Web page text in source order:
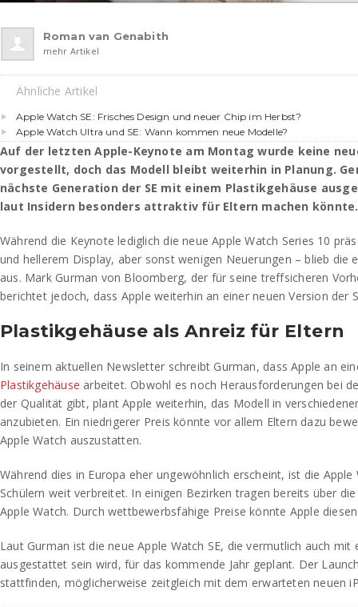
Roman van Genabith
mehr Artikel
Ähnliche Artikel
Apple Watch SE: Frisches Design und neuer Chip im Herbst?
Apple Watch Ultra und SE: Wann kommen neue Modelle?
Auf der letzten Apple-Keynote am Montag wurde keine
vorgestellt, doch das Modell bleibt weiterhin in Planung.
nächste Generation der SE mit einem Plastikgehäuse
laut Insidern besonders attraktiv für Eltern machen könnte.
Während die Keynote lediglich die neue Apple Watch Series 10
und hellerem Display, aber sonst wenigen Neuerungen – blieb die
aus. Mark Gurman von Bloomberg, der für seine treffsicheren
berichtet jedoch, dass Apple weiterhin an einer neuen Version der
Plastikgehäuse als Anreiz für Eltern
In seinem aktuellen Newsletter schreibt Gurman, dass Apple an
Plastikgehäuse arbeitet. Obwohl es noch Herausforderungen bei
der Qualität gibt, plant Apple weiterhin, das Modell in
anzubieten. Ein niedrigerer Preis könnte vor allem Eltern dazu
Apple Watch auszustatten.
Während dies in Europa eher ungewöhnlich erscheint, ist die Apple
Schülern weit verbreitet. In einigen Bezirken tragen bereits über
Apple Watch. Durch wettbewerbsfähige Preise könnte Apple
Laut Gurman ist die neue Apple Watch SE, die vermutlich auch mit
ausgestattet sein wird, für das kommende Jahr geplant. Der
stattfinden, möglicherweise zeitgleich mit dem erwarteten neuen